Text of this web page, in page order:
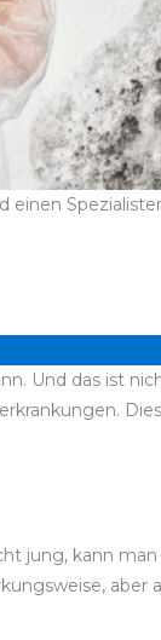
einen
Und das ist
jung, kann
aber